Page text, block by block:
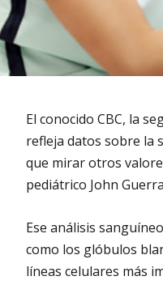
El conocido CBC, la
refleja datos sobre la
que mirar otros
pediátrico John
Ese análisis
como los glóbulos
líneas celulares más